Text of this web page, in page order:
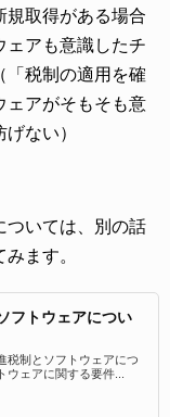
規取得がある場合
ェアも意識したチ
「税制の適用を確
ェアがそもそも意
ない）
ついては、別の話
ます。
フトウェアについ
税制とソフトウェアにつ
ウェアに関する要件...